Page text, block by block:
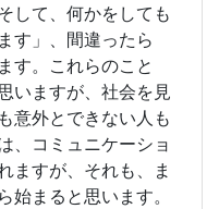
して、何かをしても
す」、間違ったら
す。これらのこと
いますが、社会を見
意外とできない人も
、コミュニケーショ
ますが、それも、ま
始まると思います。